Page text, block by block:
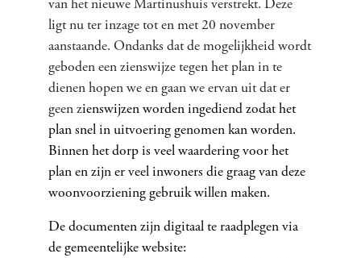
van het nieuwe Martinushuis verstrekt. Deze
ligt nu ter inzage tot en met 20 november
aanstaande. Ondanks dat de mogelijkheid wordt
geboden een zienswijze tegen het plan in te
dienen hopen we en gaan we ervan uit dat er
geen zienswijzen worden ingediend zodat het
plan snel in uitvoering genomen kan worden.
Binnen het dorp is veel waardering voor het
plan en zijn er veel inwoners die graag van deze
woonvoorziening gebruik willen maken.
De documenten zijn digitaal te raadplegen via
de gemeentelijke website: